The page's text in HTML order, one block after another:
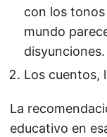
con los
mundo
disyunciones.
Los cuentos,
La
educativo en